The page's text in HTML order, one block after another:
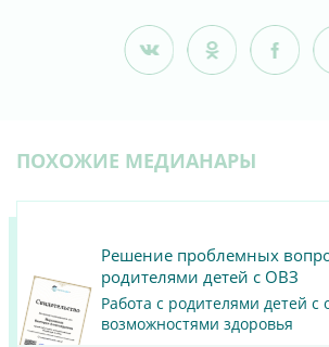
ПОХОЖИЕ МЕДИАНАРЫ
Решение проблемных
родителями детей с ОВЗ
Работа с родителями детей
возможностями здоровья